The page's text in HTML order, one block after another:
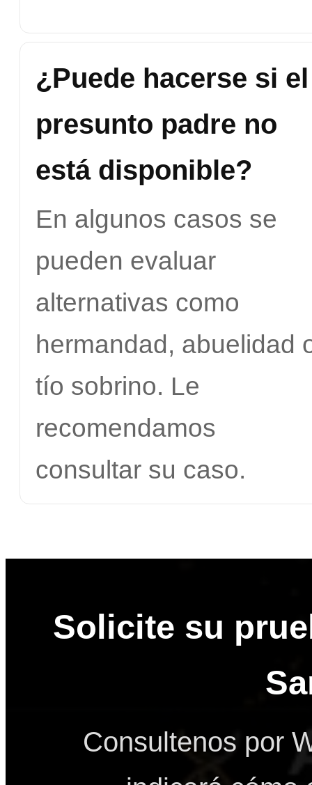
¿Puede hacerse si el
presunto padre no
está disponible?
En algunos casos se
pueden evaluar
alternativas como
hermandad, abuelidad
tío sobrino. Le
recomendamos
consultar su caso.
Solicite su
Consultenos por